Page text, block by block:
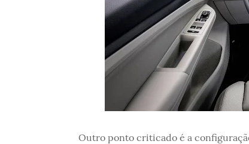
Outro ponto criticado é a